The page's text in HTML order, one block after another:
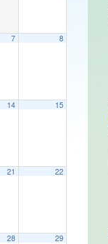
7 8
14 15
21 22
28 29